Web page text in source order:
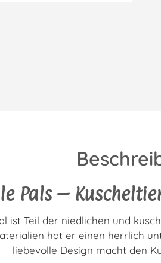
Pals –
ist Teil der niedlichen und
hat er einen herrlich
liebevolle Design macht den